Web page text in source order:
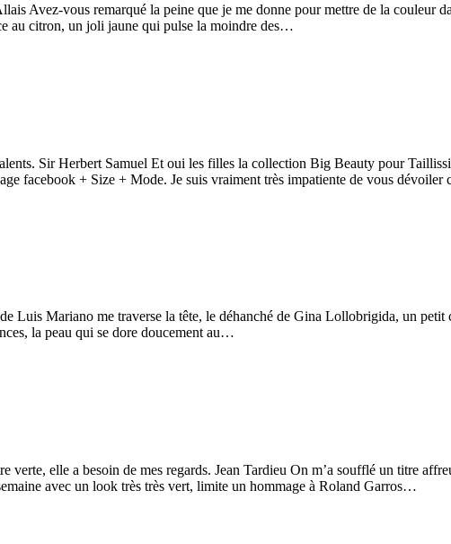
Avez-vous remarqué la peine que je me donne pour mettre de la couleur
au citron, un joli jaune qui pulse la moindre des…
Sir Herbert Samuel Et oui les filles la collection Big Beauty pour
facebook + Size + Mode. Je suis vraiment très impatiente de vous
Luis Mariano me traverse la tête, le déhanché de Gina Lollobrigida, un
la peau qui se dore doucement au…
verte, elle a besoin de mes regards. Jean Tardieu On m’a soufflé un titre
avec un look très très vert, limite un hommage à Roland Garros…